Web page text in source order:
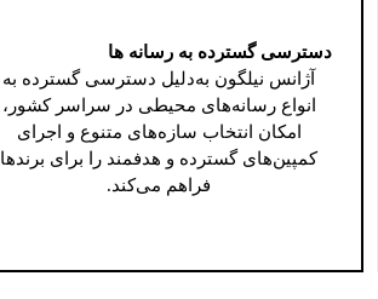
دسترسی گسترده به رسانه ها
آژانس نیلگون به‌دلیل دسترسی گسترده به
انواع رسانه‌های محیطی در سراسر کشور،
امکان انتخاب سازه‌های متنوع و اجرای
کمپین‌های گسترده و هدفمند را برای برندها
فراهم می‌کند.